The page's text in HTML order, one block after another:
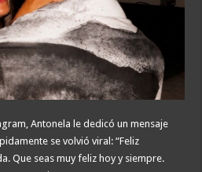
Antonela le dedicó un mensaje
se volvió viral: “Feliz
Que seas muy feliz hoy y siempre.